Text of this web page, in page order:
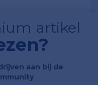
artikel
aan bij de